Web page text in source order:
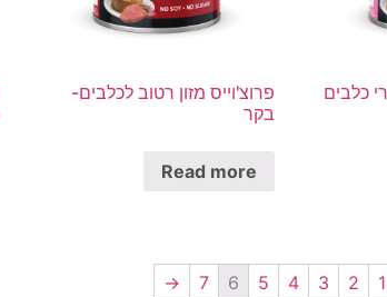
כלבים
פרוצ'וייס מזון רטוב לכלבים-
בקר
Read more
1
2
3
4
5
6
7
→